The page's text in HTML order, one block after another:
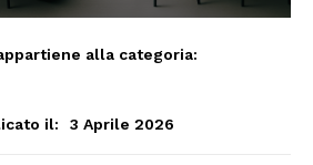
alla categoria:
il: 3 Aprile 2026